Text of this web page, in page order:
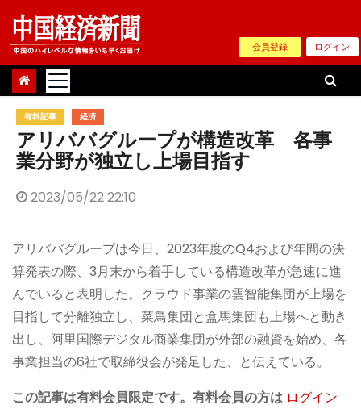
Skip
content
会員登録 ログイン
有料記事 経済
アリババグループが構造改革 各事
業分野が独立し上場目指す
2023/05/22 22:10
アリババグループは今日、2023年度のQ4および年間の決
算発表の際、3月末から着手している構造改革が急速に進
んでいると表明した。クラウド事業の雲智能集団が上場を
目指して分離独立し、菜鳥集団と盒馬集団も上場へと動き
出し、阿里国際デジタル商業集団が外部の融資を始め、各
事業担当の6社で取締役会が発足した、と伝えている。
この記事は有料会員限定です。有料会員の方は ログイン